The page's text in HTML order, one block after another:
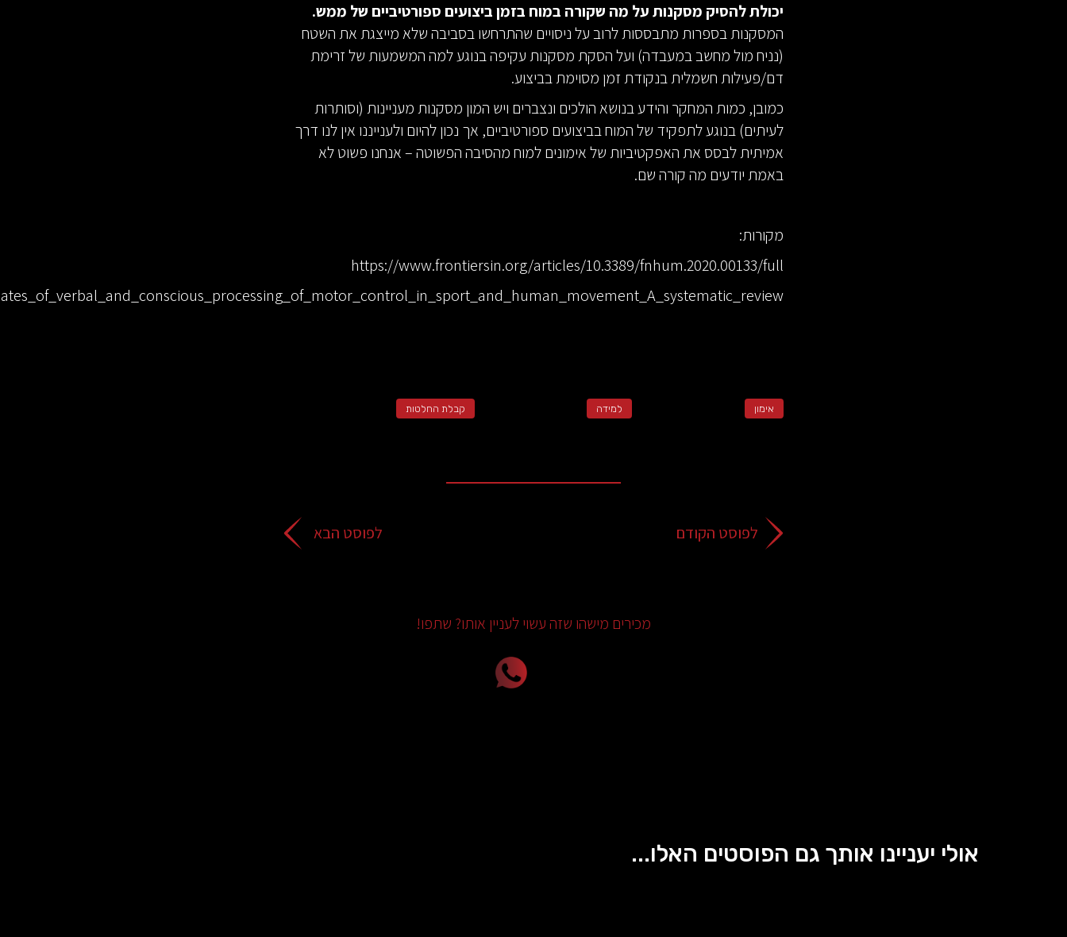
יכולת להסיק מסקנות על מה שקורה במוח בזמן ביצועים ספורטיביים של ממש.
המסקנות בספרות מתבססות לרוב על ניסויים שהתרחשו בסביבה שלא מייצגת את השטח
(נניח מול מחשב במעבדה) ועל הסקת מסקנות עקיפה בנוגע למה המשמעות של זרימת
דם/פעילות חשמלית בנקודת זמן מסוימת בביצוע.
כמובן, כמות המחקר והידע בנושא הולכים ונצברים ויש המון מסקנות מעניינות (וסותרות
לעיתים) בנוגע לתפקיד של המוח בביצועים ספורטיביים, אך נכון להיום ולענייננו אין לנו דרך
אמיתית לבסס את האפקטיביות של אימונים למוח מהסיבה הפשוטה – אנחנו פשוט לא
באמת יודעים מה קורה שם.
מקורות:
https://www.frontiersin.org/articles/10.3389/fnhum.2020.00133/full
אימון למידה קבלת החלטות
לפוסט הקודם לפוסט הבא
מכירים מישהו שזה עשוי לעניין אותו? שתפו!
אולי יעניינו אותך גם הפוסטים האלו...